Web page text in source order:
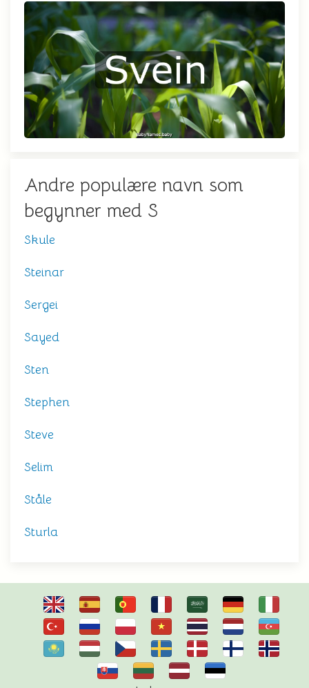
Andre populære navn som
begynner med S
Skule
Steinar
Sergei
Sayed
Sten
Stephen
Steve
Selim
Ståle
Sturla